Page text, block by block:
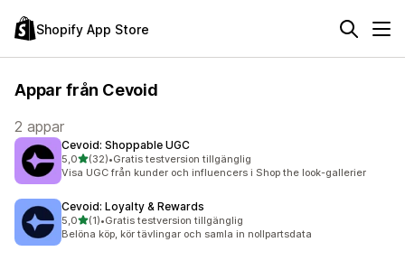
Shopify App Store
Appar från Cevoid
2 appar
Cevoid: Shoppable UGC
5,0av 5 stjärnor
(32)
32 recensioner totalt
•Gratis testversion tillgänglig
Visa UGC från kunder och influencers i Shop the look-gallerier
Cevoid: Loyalty & Rewards
5,0av 5 stjärnor
(1)
1 recensioner totalt
•Gratis testversion tillgänglig
Belöna köp, kör tävlingar och samla in nollpartsdata